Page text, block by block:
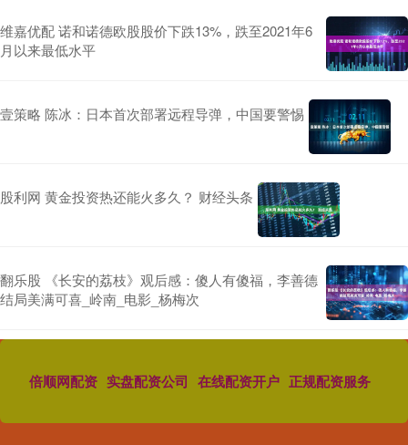
维嘉优配 诺和诺德欧股股价下跌13%，跌至2021年6
月以来最低水平
壹策略 陈冰：日本首次部署远程导弹，中国要警惕
股利网 黄金投资热还能火多久？ 财经头条
翻乐股 《长安的荔枝》观后感：傻人有傻福，李善德
结局美满可喜_岭南_电影_杨梅次
倍顺网配资 实盘配资公司 在线配资开户 正规配资服务